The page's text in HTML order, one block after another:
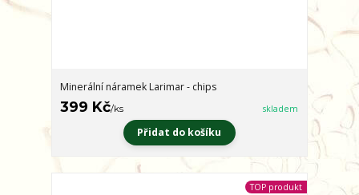
Minerální náramek Larimar - chips
399 Kč/ks skladem
Přidat do košíku
TOP produkt